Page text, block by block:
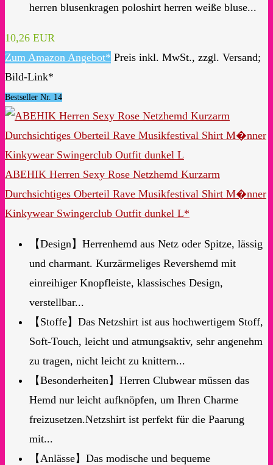
herren blusenkragen poloshirt herren weiße bluse...
10,26 EUR
Zum Amazon Angebot* Preis inkl. MwSt., zzgl. Versand;
Bild-Link*
Bestseller Nr. 14
ABEHIK Herren Sexy Rose Netzhemd Kurzarm
Durchsichtiges Oberteil Rave Musikfestival Shirt M�nner
Kinkywear Swingerclub Outfit dunkel L*
【Design】Herrenhemd aus Netz oder Spitze, lässig
und charmant. Kurzärmeliges Revershemd mit
einreihiger Knopfleiste, klassisches Design,
verstellbar...
【Stoffe】Das Netzshirt ist aus hochwertigem Stoff,
Soft-Touch, leicht und atmungsaktiv, sehr angenehm
zu tragen, nicht leicht zu knittern...
【Besonderheiten】Herren Clubwear müssen das
Hemd nur leicht aufknöpfen, um Ihren Charme
freizusetzen.Netzshirt ist perfekt für die Paarung
mit...
【Anlässe】Das modische und bequeme